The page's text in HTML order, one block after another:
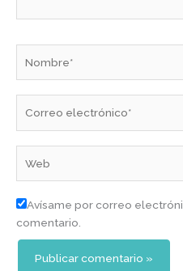
electrónico*
Avísame por correo
comentario.